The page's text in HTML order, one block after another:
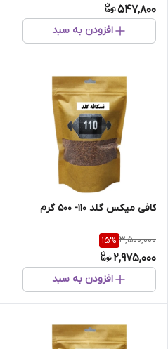
547,800
افزودن به سبد
کافی میکس گلد 110- 500 گرم
3,500,000
15%
2,975,000
افزودن به سبد